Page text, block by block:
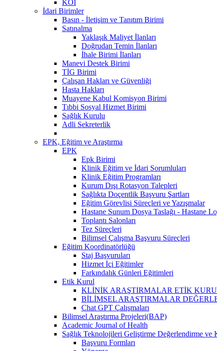
KÖİ
İdari Birimler
Basın - İletişim ve Tanıtım Birimi
Satınalma
Yaklaşık Maliyet İlanları
Doğrudan Temin İlanları
İhale Birimi İlanları
Manevi Destek Birimi
TİG Birimi
Çalışan Hakları ve Güvenliği
Hasta Hakları
Muayene Kabul Komisyon Birimi
Tıbbi Sosyal Hizmet Birimi
Sağlık Kurulu
Adli Sekreterlik
EPK, Eğitim ve Araştırma
EPK
Epk Birimi
Klinik Eğitim ve İdari Sorumluları
Klinik Eğitim Programları
Kurum Dışı Rotasyon Talepleri
Sağlıkta Doçentlik Başvuru Şartları
Eğitim Görevlisi Süreçleri ve Yazışmalar
Hastane Sunum Dosya Taslağı - Hastane
Toplantı Salonları
Tez Süreçleri
Bilimsel Çalışma Başvuru Süreçleri
Eğitim Koordinatörlüğü
Staj Başvuruları
Hizmet İçi Eğitimler
Farkındalık Günleri Eğitimleri
Etik Kurul
KLİNİK ARAŞTIRMALAR ETİK KURUL
BİLİMSEL ARAŞTIRMALAR
Chat GPT Çalışmaları
Bilimsel Araştırma Projeleri(BAP)
Academic Journal of Health
Sağlık Teknolojileri Geliştirme Değerlendirme ve
Başvuru Formları